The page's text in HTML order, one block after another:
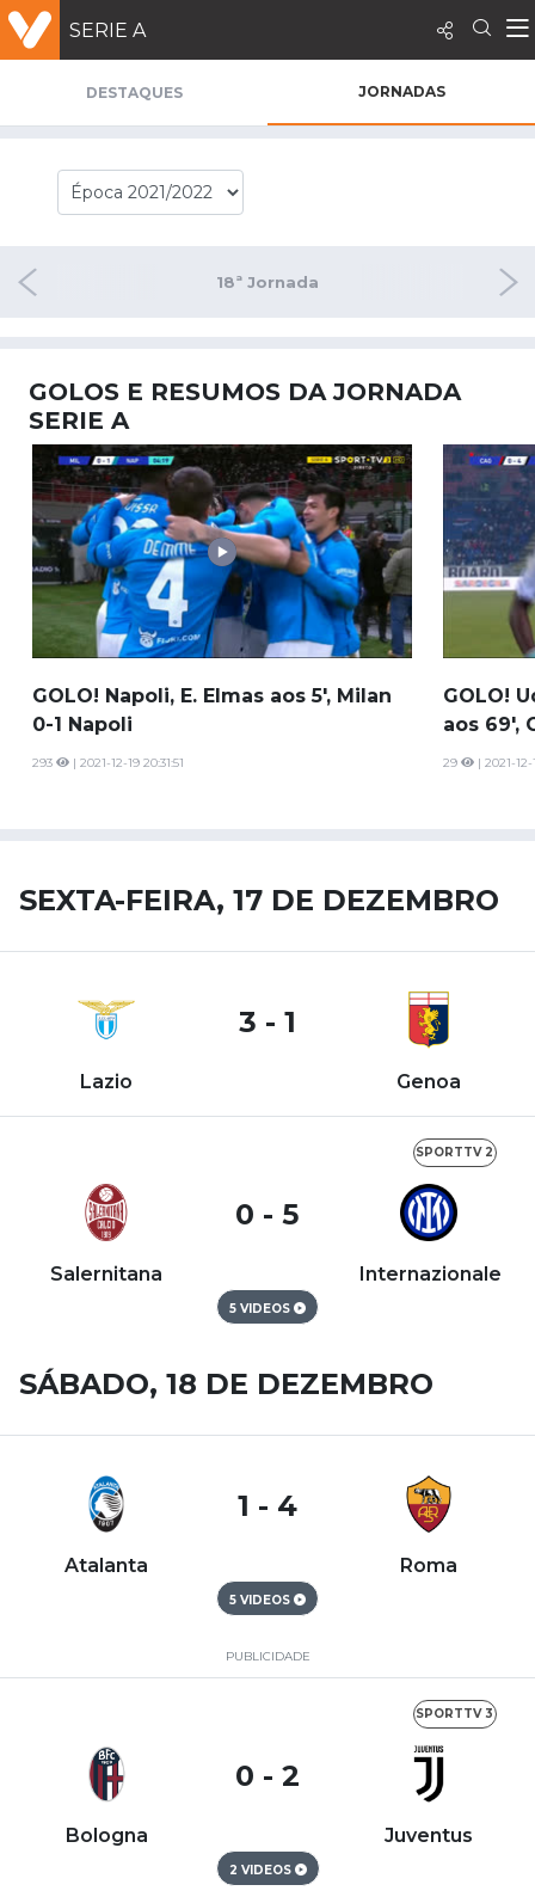
SERIE A
DESTAQUES JORNADAS
18ª Jornada 19ª
GOLOS E RESUMOS DA JORNADA
SERIE A
GOLO! Napoli, E. Elmas aos 5', Milan
0-1 Napoli
293 | 2021-12-19 20:31:51
GOLO!
aos 69',
29 | 2021-12-
SEXTA-FEIRA, 17 DE DEZEMBRO
Lazio
3 - 1
Genoa
SPORTTV 2
Salernitana
0 - 5
Internazionale
5 VIDEOS
SÁBADO, 18 DE DEZEMBRO
Atalanta
1 - 4
Roma
5 VIDEOS
PUBLICIDADE
SPORTTV 3
Bologna
0 - 2
Juventus
2 VIDEOS